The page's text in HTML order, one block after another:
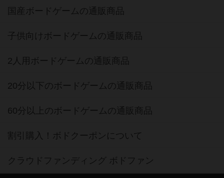
国産ボードゲームの通販商品
子供向けボードゲームの通販商品
2人用ボードゲームの通販商品
20分以下のボードゲームの通販商品
60分以上のボードゲームの通販商品
割引購入！ボドクーポンについて
クラウドファンディング ボドファン